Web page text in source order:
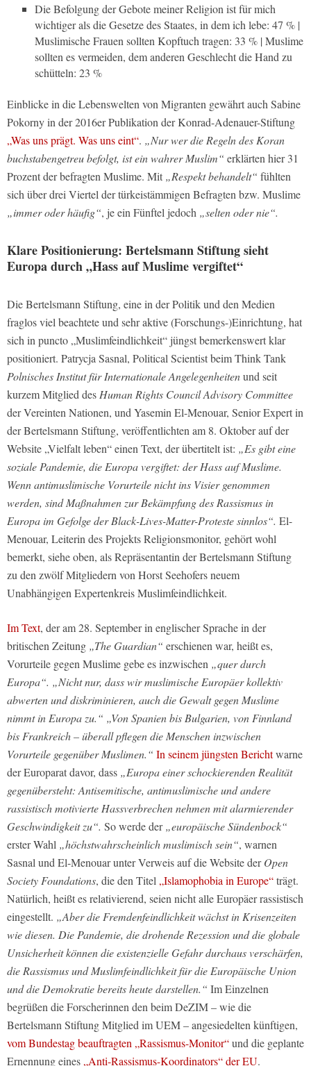
Die Befolgung der Gebote meiner Religion ist für mich
wichtiger als die Gesetze des Staates, in dem ich lebe: 47 % |
Muslimische Frauen sollten Kopftuch tragen: 33 % | Muslime
sollten es vermeiden, dem anderen Geschlecht die Hand zu
schütteln: 23 %
Einblicke in die Lebenswelten von Migranten gewährt auch Sabine
Pokorny in der 2016er Publikation der Konrad-Adenauer-Stiftung
„Was uns prägt. Was uns eint“. „Nur wer die Regeln des Koran
buchstabengetreu befolgt, ist ein wahrer Muslim“ erklärten hier 31
Prozent der befragten Muslime. Mit „Respekt behandelt“ fühlten
sich über drei Viertel der türkeistämmigen Befragten bzw. Muslime
„immer oder häufig“, je ein Fünftel jedoch „selten oder nie“.
Klare Positionierung: Bertelsmann Stiftung sieht
Europa durch „Hass auf Muslime vergiftet“
Die Bertelsmann Stiftung, eine in der Politik und den Medien
fraglos viel beachtete und sehr aktive (Forschungs-)Einrichtung, hat
sich in puncto „Muslimfeindlichkeit“ jüngst bemerkenswert klar
positioniert. Patrycja Sasnal, Political Scientist beim Think Tank
Polnisches Institut für Internationale Angelegenheitenund seit
kurzem Mitglied des Human Rights Council Advisory Committee
der Vereinten Nationen, und Yasemin El-Menouar, Senior Expert in
der Bertelsmann Stiftung, veröffentlichten am 8. Oktober auf der
Website „Vielfalt leben“ einen Text, der übertitelt ist: „Es gibt eine
soziale Pandemie, die Europa vergiftet: der Hass auf Muslime.
Wenn antimuslimische Vorurteile nicht ins Visier genommen
werden, sind Maßnahmen zur Bekämpfung des Rassismus in
Europa im Gefolge der Black-Lives-Matter-Proteste sinnlos“. El-
Menouar, Leiterin des Projekts Religionsmonitor, gehört wohl
bemerkt, siehe oben, als Repräsentantin der Bertelsmann Stiftung
zu den zwölf Mitgliedern von Horst Seehofers neuem
Unabhängigen Expertenkreis Muslimfeindlichkeit.
Im Text, der am 28. September in englischer Sprache in der
britischen Zeitung „The Guardian“ erschienen war, heißt es,
Vorurteile gegen Muslime gebe es inzwischen „quer durch
Europa“. „Nicht nur, dass wir muslimische Europäer kollektiv
abwerten und diskriminieren, auch die Gewalt gegen Muslime
nimmt in Europa zu.“ „Von Spanien bis Bulgarien, von Finnland
bis Frankreich – überall pflegen die Menschen inzwischen
Vorurteile gegenüber Muslimen.“ In seinem jüngsten Berichtwarne
der Europarat davor, dass „Europa einer schockierenden Realität
gegenübersteht: Antisemitische, antimuslimische und andere
rassistisch motivierte Hassverbrechen nehmen mit alarmierender
Geschwindigkeit zu“. So werde der„europäische Sündenbock“
erster Wahl „höchstwahrscheinlich muslimisch sein“, warnen
Sasnal und El-Menouar unter Verweis auf die Website derOpen
Society Foundations, die den Titel „Islamophobia in Europe“trägt.
Natürlich, heißt es relativierend, seien nicht alle Europäer rassistisch
eingestellt. „Aber die Fremdenfeindlichkeit wächst in Krisenzeiten
wie diesen. Die Pandemie, die drohende Rezession und die globale
Unsicherheit können die existenzielle Gefahr durchaus verschärfen,
die Rassismus und Muslimfeindlichkeit für die Europäische Union
und die Demokratie bereits heute darstellen.“ Im Einzelnen
begrüßen die Forscherinnen den beim DeZIM – wie die
Bertelsmann Stiftung Mitglied im UEM – angesiedelten künftigen,
vom Bundestag beauftragten „Rassismus-Monitor“und die geplante
Ernennung eines „Anti-Rassismus-Koordinators“ der EU.